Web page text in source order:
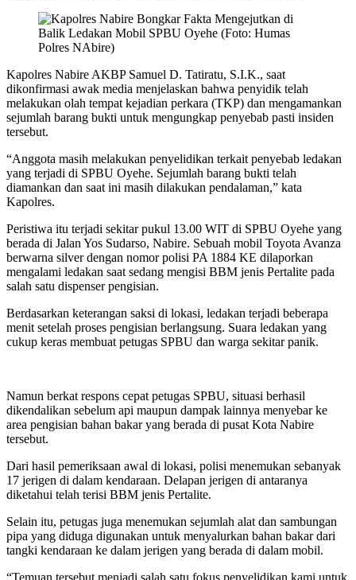
Kapolres Nabire AKBP Samuel D. Tatiratu, S.I.K., saat
dikonfirmasi awak media menjelaskan bahwa penyidik telah
melakukan olah tempat kejadian perkara (TKP) dan mengamankan
sejumlah barang bukti untuk mengungkap penyebab pasti insiden
tersebut.
“Anggota masih melakukan penyelidikan terkait penyebab ledakan
yang terjadi di SPBU Oyehe. Sejumlah barang bukti telah
diamankan dan saat ini masih dilakukan pendalaman,” kata
Kapolres.
Peristiwa itu terjadi sekitar pukul 13.00 WIT di SPBU Oyehe yang
berada di Jalan Yos Sudarso, Nabire. Sebuah mobil Toyota Avanza
berwarna silver dengan nomor polisi PA 1884 KE dilaporkan
mengalami ledakan saat sedang mengisi BBM jenis Pertalite pada
salah satu dispenser pengisian.
Berdasarkan keterangan saksi di lokasi, ledakan terjadi beberapa
menit setelah proses pengisian berlangsung. Suara ledakan yang
cukup keras membuat petugas SPBU dan warga sekitar panik.
Namun berkat respons cepat petugas SPBU, situasi berhasil
dikendalikan sebelum api maupun dampak lainnya menyebar ke
area pengisian bahan bakar yang berada di pusat Kota Nabire
tersebut.
Dari hasil pemeriksaan awal di lokasi, polisi menemukan sebanyak
17 jerigen di dalam kendaraan. Delapan jerigen di antaranya
diketahui telah terisi BBM jenis Pertalite.
Selain itu, petugas juga menemukan sejumlah alat dan sambungan
pipa yang diduga digunakan untuk menyalurkan bahan bakar dari
tangki kendaraan ke dalam jerigen yang berada di dalam mobil.